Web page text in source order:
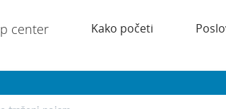
center Kako početi